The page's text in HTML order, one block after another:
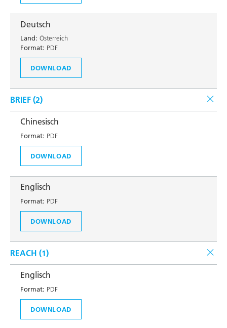
Deutsch
Land: Österreich
Format: PDF
DOWNLOAD
BRIEF (2)
Chinesisch
Format: PDF
DOWNLOAD
Englisch
Format: PDF
DOWNLOAD
REACH (1)
Englisch
Format: PDF
DOWNLOAD